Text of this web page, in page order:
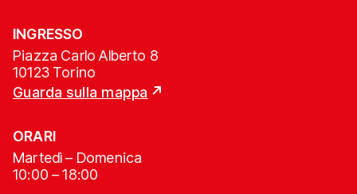
INGRESSO
Piazza Carlo Alberto 8
10123 Torino
Guarda sulla mappa
ORARI
Martedì – Domenica
10:00 – 18:00